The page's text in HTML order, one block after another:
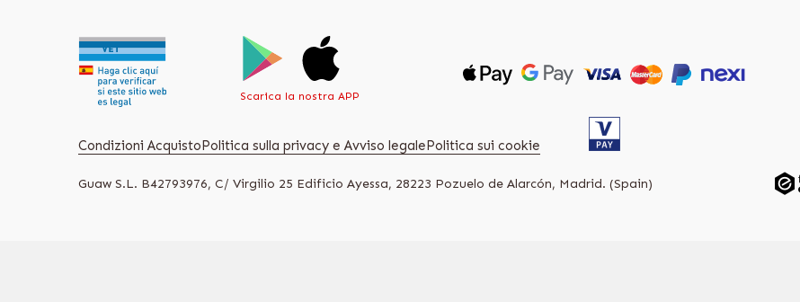
Scarica la nostra APP
Condizioni Acquisto Politica sulla privacy e Avviso legale Politica sui cookie
Guaw S.L. B42793976, C/ Virgilio 25 Edificio Ayessa, 28223 Pozuelo de Alarcón, Madrid. (Spain)